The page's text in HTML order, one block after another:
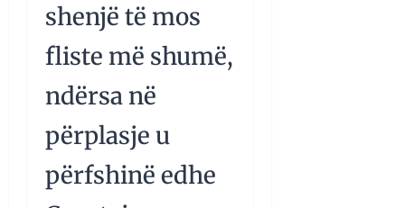
shenjë të mos
fliste më shumë,
ndërsa në
përplasje u
përfshinë edhe